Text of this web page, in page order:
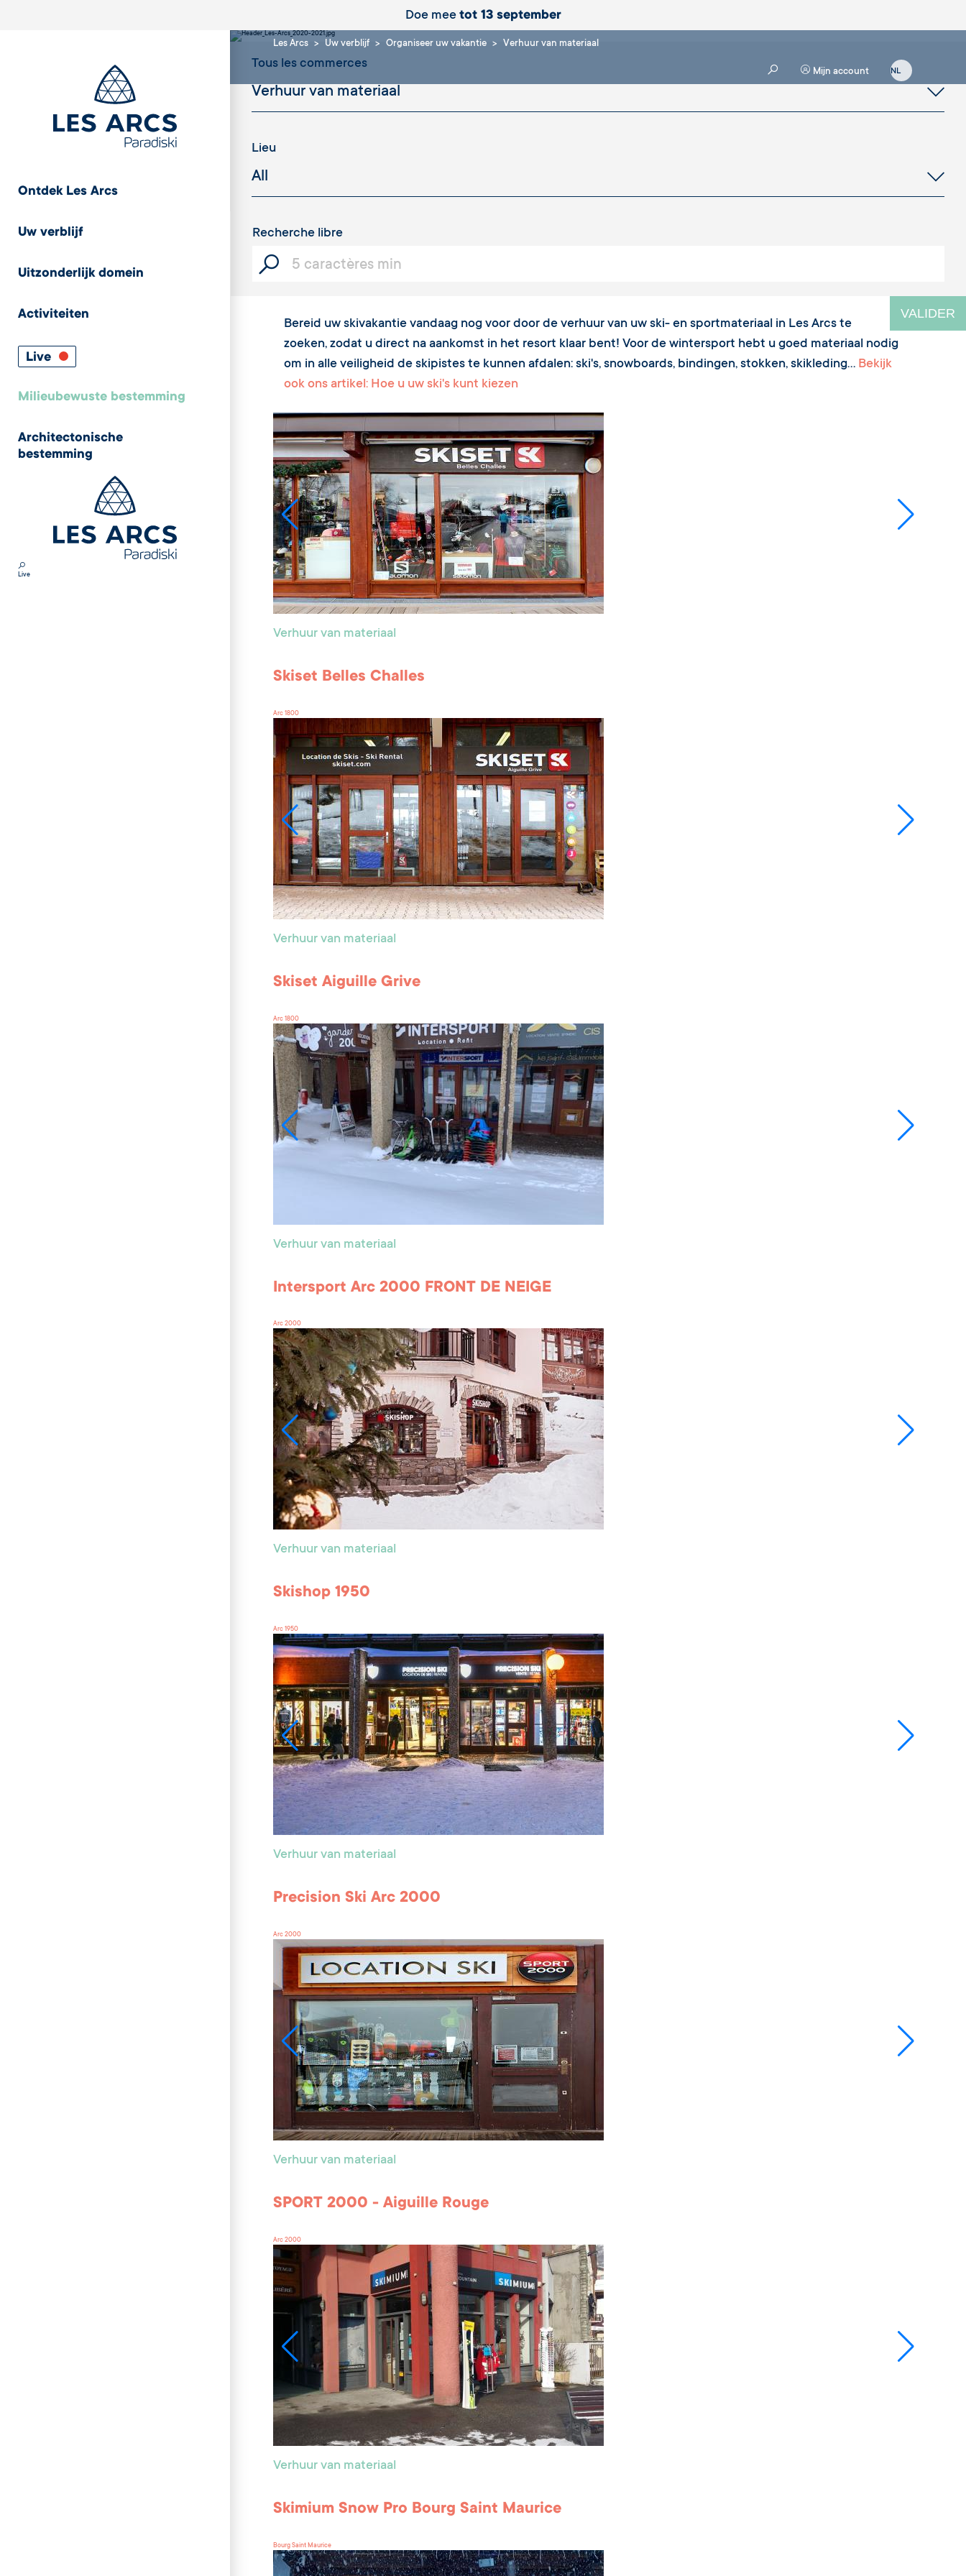
Doe mee tot 13 september
Ontdek Les Arcs
Uw verblijf
Uitzonderlijk domein
Activiteiten
Live
Milieubewuste bestemming
Architectonische
bestemming
Live
Les Arcs Uw verblijf Organiseer uw vakantie Verhuur van materiaal
Mijn account
Tous les commerces
Lieu
Recherche libre
VALIDER
Bereid uw skivakantie vandaag nog voor door de verhuur van uw ski- en sportmateriaal in Les Arcs te
zoeken, zodat u direct na aankomst in het resort klaar bent! Voor de wintersport hebt u goed materiaal nodig
om in alle veiligheid de skipistes te kunnen afdalen: ski's, snowboards, bindingen, stokken, skikleding... Bekijk
ook ons artikel: Hoe u uw ski's kunt kiezen
Verhuur van materiaal
Skiset Belles Challes
Arc 1800
Verhuur van materiaal
Skiset Aiguille Grive
Arc 1800
Verhuur van materiaal
Intersport Arc 2000 FRONT DE NEIGE
Arc 2000
Verhuur van materiaal
Skishop 1950
Arc 1950
Verhuur van materiaal
Precision Ski Arc 2000
Arc 2000
Verhuur van materiaal
SPORT 2000 - Aiguille Rouge
Arc 2000
Verhuur van materiaal
Skimium Snow Pro Bourg Saint Maurice
Bourg Saint Maurice